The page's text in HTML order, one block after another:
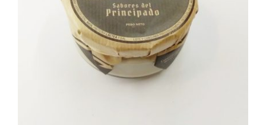
AÑADIR AL CARRITO
DETALLES